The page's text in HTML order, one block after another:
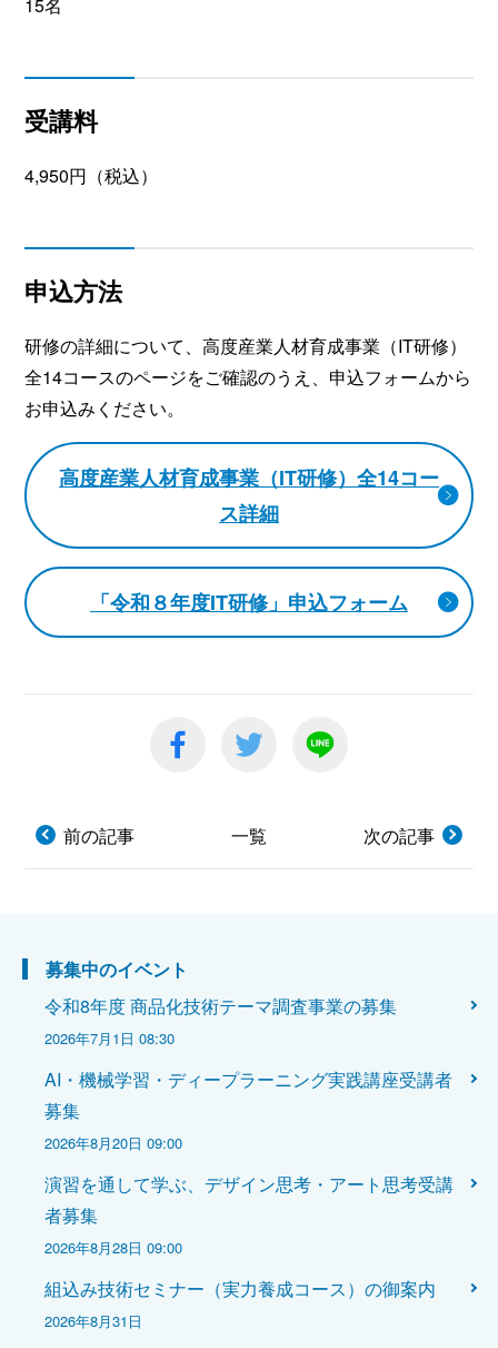
15名
受講料
4,950円（税込）
申込方法
研修の詳細について、高度産業人材育成事業（IT研修）
全14コースのページをご確認のうえ、申込フォームから
お申込みください。
高度産業人材育成事業（IT研修）全14コー
ス詳細
「令和８年度IT研修」申込フォーム
前の記事 一覧 次の記事
募集中のイベント
令和8年度 商品化技術テーマ調査事業の募集
2026年7月1日 08:30
AI・機械学習・ディープラーニング実践講座受講者
募集
2026年8月20日 09:00
演習を通して学ぶ、デザイン思考・アート思考受講
者募集
2026年8月28日 09:00
組込み技術セミナー（実力養成コース）の御案内
2026年8月31日